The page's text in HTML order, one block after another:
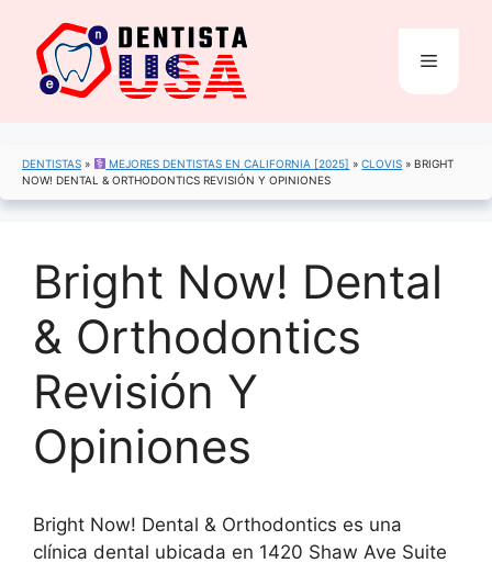
contenido
Menú
DENTISTAS » MEJORES DENTISTAS EN CALIFORNIA [2025] »CLOVIS »BRIGHT
NOW! DENTAL & ORTHODONTICS REVISIÓN Y OPINIONES
Bright Now! Dental
& Orthodontics
Revisión Y
Opiniones
Bright Now! Dental & Orthodontics es una
clínica dental ubicada en 1420 Shaw Ave Suite